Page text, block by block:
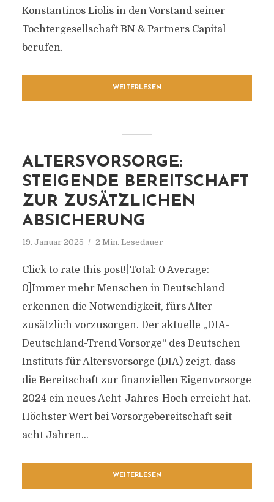
Konstantinos Liolis in den Vorstand seiner
Tochtergesellschaft BN & Partners Capital
berufen.
WEITERLESEN
ALTERSVORSORGE:
STEIGENDE BEREITSCHAFT
ZUR ZUSÄTZLICHEN
ABSICHERUNG
19. Januar 2025 2 Min. Lesedauer
Click to rate this post![Total: 0 Average:
0]Immer mehr Menschen in Deutschland
erkennen die Notwendigkeit, fürs Alter
zusätzlich vorzusorgen. Der aktuelle „DIA-
Deutschland-Trend Vorsorge“ des Deutschen
Instituts für Altersvorsorge (DIA) zeigt, dass
die Bereitschaft zur finanziellen Eigenvorsorge
2024 ein neues Acht-Jahres-Hoch erreicht hat.
Höchster Wert bei Vorsorgebereitschaft seit
acht Jahren...
WEITERLESEN